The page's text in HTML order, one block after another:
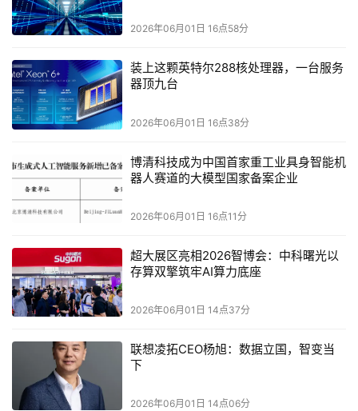
Galaxy Buds4搭载11毫米宽频扬声器；三星Galaxy Buds4
Pro搭载宽幅极窄边低音单元+平面高音单元的双路扬声器，
低音深潜有力、高音通透不失细节，声场自然且沉浸。
三星Galaxy Buds4与三星Galaxy Buds4 Pro凭借卓越
音质表现，成功通过QQ音乐臻品音质认证。在使用QQ音乐
QQ音乐臻品曲库中的无损音源，高达24-bit/96kHz采样率解
析的音源传输，为音乐爱好者带来更佳的聆听体验。三星还
将与QQ音乐展开深度合作，共同打造从硬件解码到音源传
智能互联 功能丰富
对于那些使用着三星Galaxy智能手机或其他Galaxy智
连，无需复杂的连接配对操作即可连接使用。同时使用多个
三星Galaxy设备的情况下，耳机还支持根据实际使用需要在
不同设备间自动切换音频信号——当用户使用三星Galaxy平
2026年06月01日 16点58分
装上这颗英特尔288核处理器，一台服务
器顶九台
2026年06月01日 16点38分
博清科技成为中国首家重工业具身智能机
器人赛道的大模型国家备案企业
2026年06月01日 16点11分
超大展区亮相2026智博会：中科曙光以
存算双擎筑牢AI算力底座
2026年06月01日 14点37分
联想凌拓CEO杨旭：数据立国，智变当
下
2026年06月01日 14点06分